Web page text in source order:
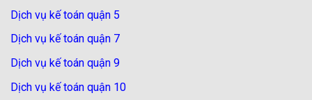
Dịch vụ kế toán quận 5
Dịch vụ kế toán quận 7
Dịch vụ kế toán quận 9
Dịch vụ kế toán quận 10